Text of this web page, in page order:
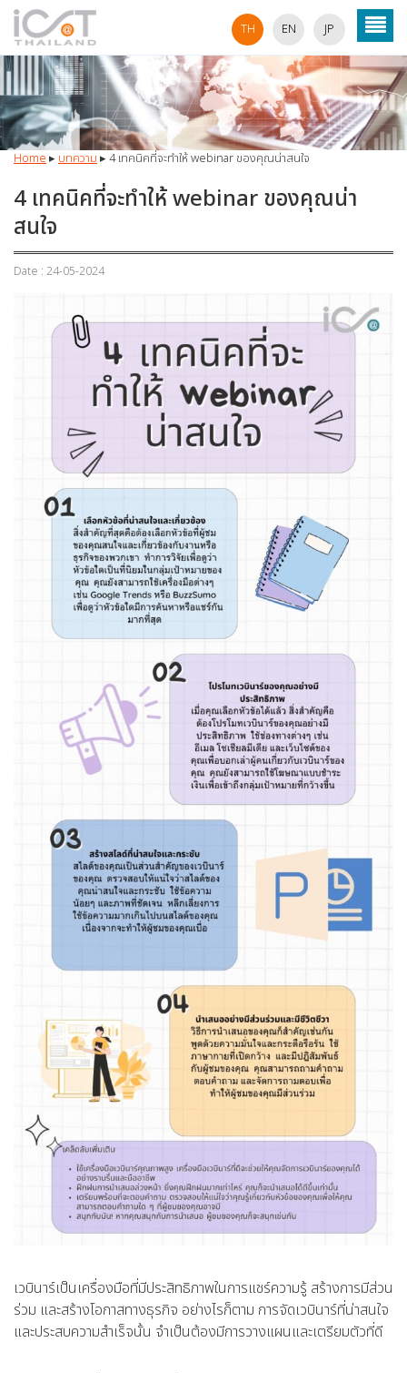
TH EN JP
Home▸บทความ▸4 เทคนิคที่จะทำให้ webinar ของคุณน่าสนใจ
4 เทคนิคที่จะทำให้ webinar ของคุณน่า
สนใจ
Date : 24-05-2024
เวบินาร์เป็นเครื่องมือที่มีประสิทธิภาพในการแชร์ความรู้ สร้างการมีส่วน
ร่วม และสร้างโอกาสทางธุรกิจ อย่างไรก็ตาม การจัดเวบินาร์ที่น่าสนใจ
และประสบความสำเร็จนั้น จำเป็นต้องมีการวางแผนและเตรียมตัวที่ดี